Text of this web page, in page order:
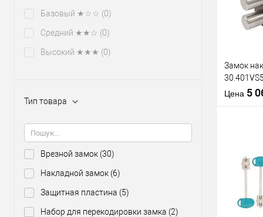
Базовый ★☆☆ (0)
Средний ★★☆ (0)
Высокий ★★★ (0)
Тип товара
Врезной замок (30)
Накладной замок (6)
Защитная пластина (5)
Набор для перекодировки замка (2)
В
Материал
Страна
Замок
5 ключей
Цена 5
В